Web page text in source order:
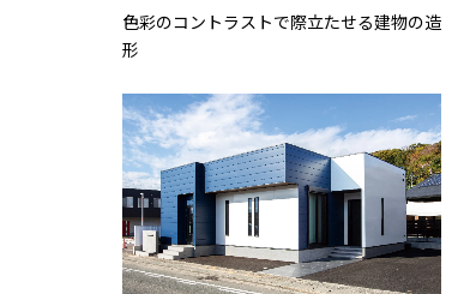
色彩のコントラストで際立たせる建物の造
形